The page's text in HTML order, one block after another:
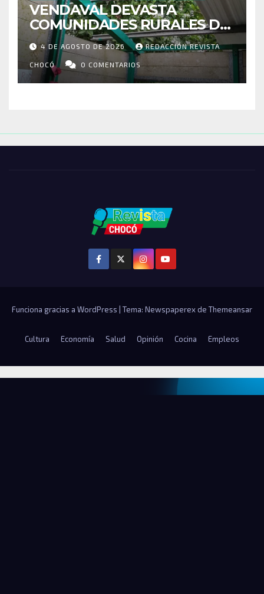
VENDAVAL DEVASTA
COMUNIDADES RURALES DE
RIOSUCIO: ESCUELAS,
VIVIENDAS Y CEMENTERIO
ENTRE LOS AFECTADOS
4 DE AGOSTO DE 2026 REDACCIÓN REVISTA
CHOCÓ 0 COMENTARIOS
Funciona gracias a WordPress Tema: Newspaperex de Themeansar
Cultura Economía Salud Opinión Cocina Empleos